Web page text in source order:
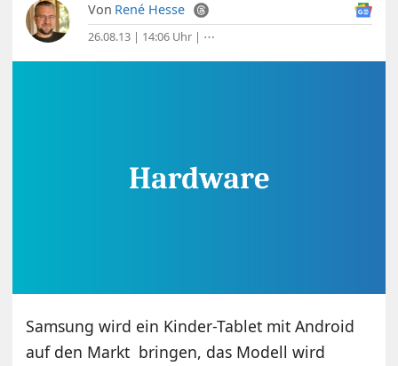
Von René Hesse
26.08.13 | 14:06 Uhr | ⋯
Samsung wird ein Kinder-Tablet mit Android
auf den Markt bringen, das Modell wird